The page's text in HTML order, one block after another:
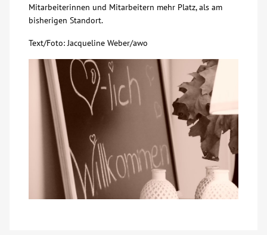
Spenden
Karriere
Ausbildung
Suche
Mitarbeiterinnen und Mitarbeitern mehr Platz, als am
bisherigen Standort.
Text/Foto: Jacqueline Weber/awo